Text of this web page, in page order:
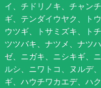
イ、チドリノキ、チャン
ギ、テンダイウヤク、ト
ウツギ、トサミズキ、ト
ツツバキ、ナツメ、ナツ
ゼ、ニガキ、ニシキギ、
ルシ、ニワトコ、ヌルデ
ギ、ハウチワカエデ、ハ